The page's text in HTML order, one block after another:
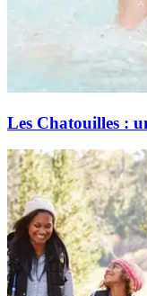
Les Chatouilles :